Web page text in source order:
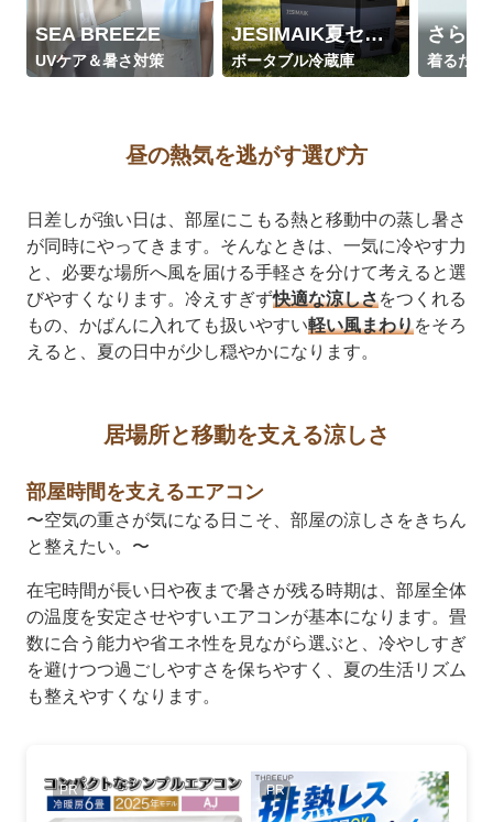
SEA BREEZE
UVケア＆暑さ対策
JESIMAIK夏セール
ボータブル冷蔵庫
さらり
着るだけ
昼の熱気を逃がす選び方
日差しが強い日は、部屋にこもる熱と移動中の蒸し暑さ
が同時にやってきます。そんなときは、一気に冷やす力
と、必要な場所へ風を届ける手軽さを分けて考えると選
びやすくなります。冷えすぎず快適な涼しさをつくれる
もの、かばんに入れても扱いやすい軽い風まわりをそろ
えると、夏の日中が少し穏やかになります。
居場所と移動を支える涼しさ
部屋時間を支えるエアコン
〜空気の重さが気になる日こそ、部屋の涼しさをきちん
と整えたい。〜
在宅時間が長い日や夜まで暑さが残る時期は、部屋全体
の温度を安定させやすいエアコンが基本になります。畳
数に合う能力や省エネ性を見ながら選ぶと、冷やしすぎ
を避けつつ過ごしやすさを保ちやすく、夏の生活リズム
も整えやすくなります。
PR PR